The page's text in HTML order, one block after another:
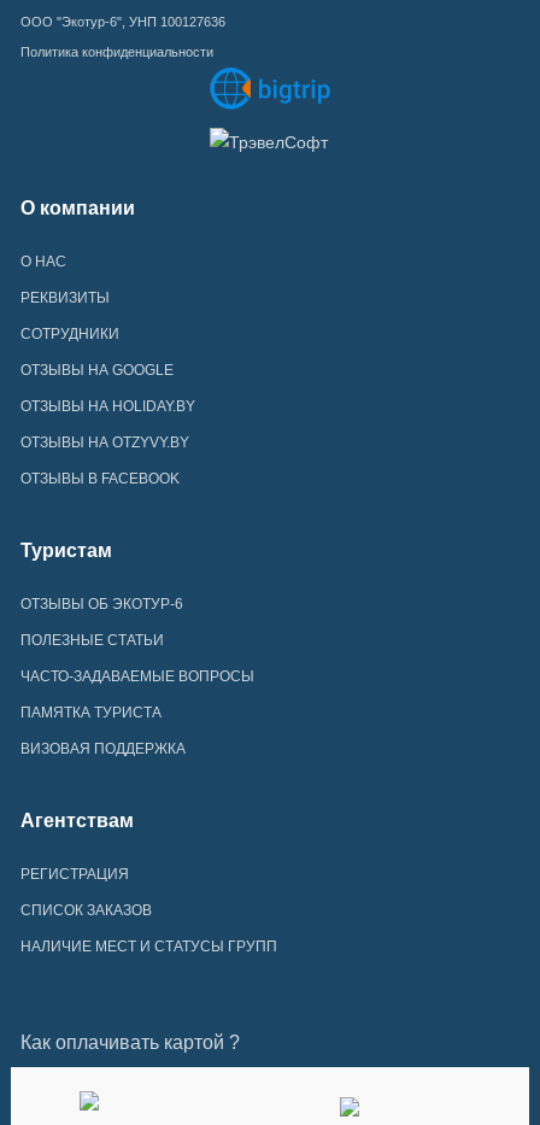
ООО "Экотур-6", УНП 100127636
Политика конфиденциальности
О компании
О НАС
РЕКВИЗИТЫ
СОТРУДНИКИ
ОТЗЫВЫ НА GOOGLE
ОТЗЫВЫ НА HOLIDAY.BY
ОТЗЫВЫ НА OTZYVY.BY
ОТЗЫВЫ В FACEBOOK
Туристам
ОТЗЫВЫ ОБ ЭКОТУР-6
ПОЛЕЗНЫЕ СТАТЬИ
ЧАСТО-ЗАДАВАЕМЫЕ ВОПРОСЫ
ПАМЯТКА ТУРИСТА
ВИЗОВАЯ ПОДДЕРЖКА
Агентствам
РЕГИСТРАЦИЯ
СПИСОК ЗАКАЗОВ
НАЛИЧИЕ МЕСТ И СТАТУСЫ ГРУПП
Как оплачивать картой ?